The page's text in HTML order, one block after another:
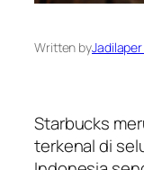
Written by
Starbucks
terkenal di